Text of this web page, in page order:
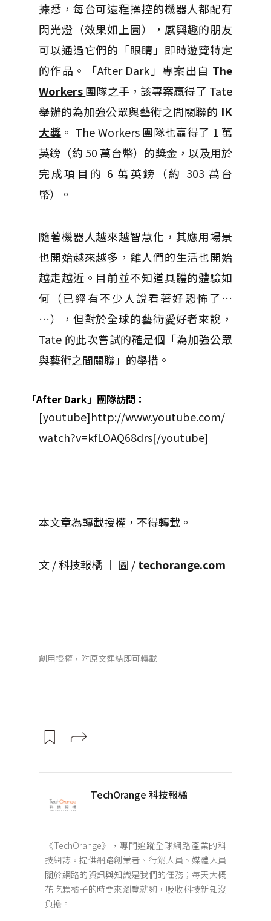
據悉，每台可遠程操控的機器人都配有
閃光燈（效果如上圖），感興趣的朋友
可以通過它們的「眼睛」即時遊覽特定
的作品。「After Dark」專案出自 The
Workers團隊之手，該專案贏得了 Tate
舉辦的為加強公眾與藝術之間關聯的 IK
大獎 。 The Workers 團隊也贏得了 1 萬
英鎊（約 50 萬台幣）的獎金，以及用於
完成項目的 6 萬英鎊（約 303 萬台
幣）。
隨著機器人越來越智慧化，其應用場景
也開始越來越多，離人們的生活也開始
越走越近。目前並不知道具體的體驗如
何（已經有不少人說看著好恐怖了…
…），但對於全球的藝術愛好者來說，
Tate 的此次嘗試的確是個「為加強公眾
與藝術之間關聯」的舉措。
「After Dark」團隊訪問：
[youtube]http://www.youtube.com/
watch?v=kfLOAQ68drs[/youtube]
本文章為轉載授權，不得轉載。
文 / 科技報橘 │ 圖 /techorange.com
創用授權，附原文連結即可轉載
TechOrange 科技報橘
《TechOrange》，專門追蹤全球網路產業的科
技網誌。提供網路創業者、行銷人員、媒體人員
關於網路的資訊與知識是我們的任務；每天大概
花吃顆橘子的時間來瀏覽就夠，吸收科技新知沒
負擔。